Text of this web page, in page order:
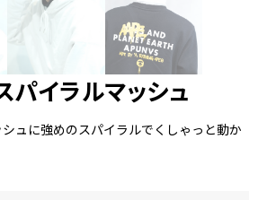
パイラルマッシュ
ュに強めのスパイラルでくしゃっと動か